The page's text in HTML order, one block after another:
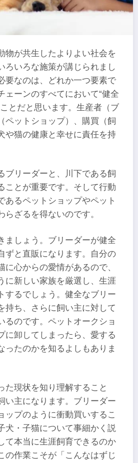
物が共生したよりよい社会を
ろいろな施策が講じられまし
要なのは、どれか一つ要素で
ェーンのすべてにおいて“健全
とだと思います。生産者（ブ
ペットショップ）、購買（飼
や猫の健康と幸せに責任を持
ブリーダーと、川下である飼
ことが重要です。そして行動
あるペットショップやペット
らざるを得ないのです。
ましょう。ブリーダーが健全
ずと直販になります。自分の
に心からの愛情があるので、
に新しい家族を厳選し、生涯
するでしょう。健全なブリー
持ち、さらに飼い主に対して
るのです。ペットオークショ
に卸してしまったら、愛する
ったのかを知るよしもありま
た現状を知り理解すること
い主になります。ブリーダー
ップのように衝動買いするこ
犬・子猫について事細かく説
て本当に生涯飼育できるのか
の作業こそが「こんなはずじ